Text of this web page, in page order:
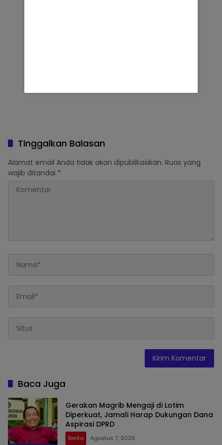
Tinggalkan Balasan
Alamat email Anda tidak akan dipublikasikan. Ruas yang
wajib ditandai *
Baca Juga
Gerakan Magrib Mengaji di Lotim
Diperkuat, Jamali Harap Dukungan Dana
Aspirasi DPRD
Berita Agustus 7, 2026